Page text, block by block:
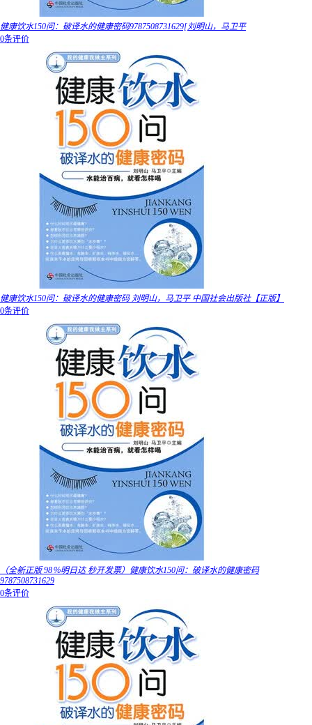
健康饮水150问：破译水的健康密码9787508731629[刘明山，马卫平
0条评价
健康饮水150问：破译水的健康密码 刘明山，马卫平 中国社会出版社【正版】
0条评价
（全新正版 98％明日达 秒开发票）健康饮水150问：破译水的健康密码
9787508731629
0条评价